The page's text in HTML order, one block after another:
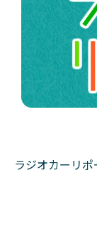
ラジオカーリポ